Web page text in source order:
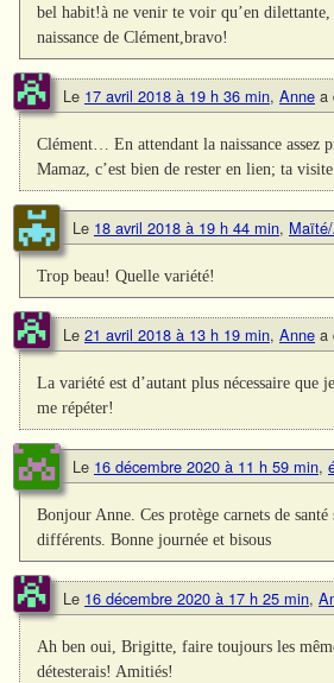
bel habit!à ne venir te voir qu’en dilettante,
naissance de Clément,bravo!
Le 17 avril 2018 à 19 h 36 min, Anne a
Clément… En attendant la naissance assez
Mamaz, c’est bien de rester en lien; ta
Le 18 avril 2018 à 19 h 44 min,
Trop beau! Quelle variété!
Le 21 avril 2018 à 13 h 19 min, Anne a
La variété est d’autant plus nécessaire que
me répéter!
Le 16 décembre 2020 à 11 h 59 min,
Bonjour Anne. Ces protège carnets de
différents. Bonne journée et bisous
Le 16 décembre 2020 à 17 h 25 min,
Ah ben oui, Brigitte, faire toujours les
détesterais! Amitiés!